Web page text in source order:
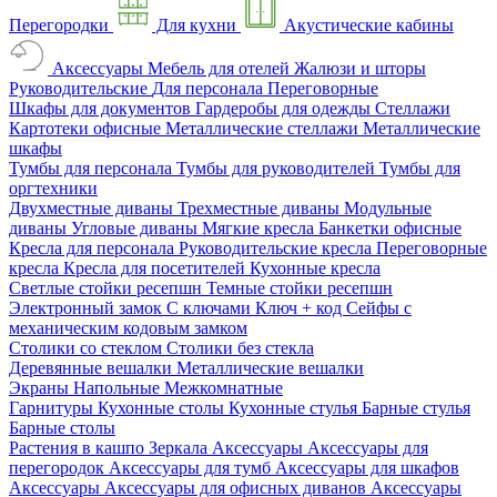
Перегородки Для кухни Акустические кабины
Аксессуары Мебель для отелей Жалюзи и шторы
Руководительские Для персонала Переговорные
Шкафы для документов Гардеробы для одежды Стеллажи
Картотеки офисные Металлические стеллажи Металлические
шкафы
Тумбы для персонала Тумбы для руководителей Тумбы для
оргтехники
Двухместные диваны Трехместные диваны Модульные
диваны Угловые диваны Мягкие кресла Банкетки офисные
Кресла для персонала Руководительские кресла Переговорные
кресла Кресла для посетителей Кухонные кресла
Светлые стойки ресепшн Темные стойки ресепшн
Электронный замок С ключами Ключ + код Сейфы с
механическим кодовым замком
Столики со стеклом Столики без стекла
Деревянные вешалки Металлические вешалки
Экраны Напольные Межкомнатные
Гарнитуры Кухонные столы Кухонные стулья Барные стулья
Барные столы
Растения в кашпо Зеркала Аксессуары Аксессуары для
перегородок Аксессуары для тумб Аксессуары для шкафов
Аксессуары Аксессуары для офисных диванов Аксессуары